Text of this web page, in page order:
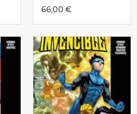
66,00 €